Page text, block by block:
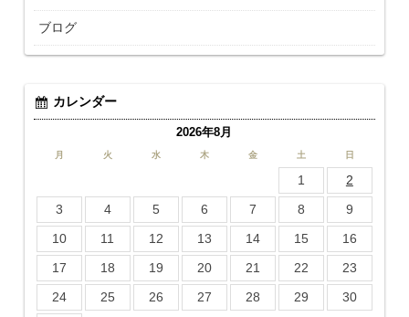
ブログ
カレンダー
2026年8月
月 火 水 木 金 土 日
1
2
3
4 5 6 7 8
9
10
11 12 13 14 15
16
17
18 19 20 21 22
23
24
25 26 27 28 29
30